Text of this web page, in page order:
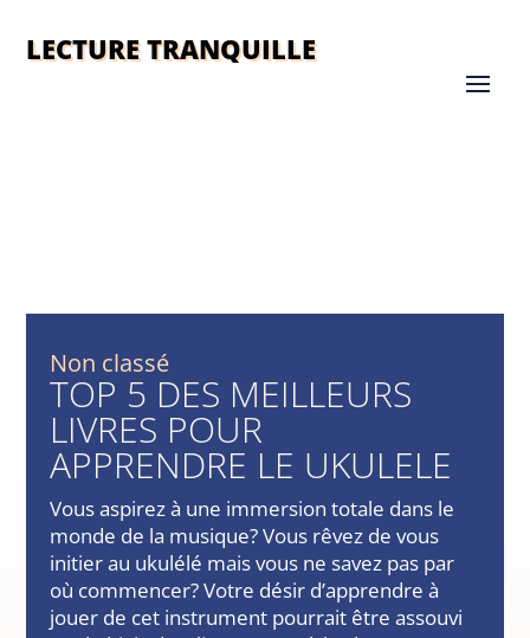
LECTURE TRANQUILLE
Non classé
TOP 5 DES MEILLEURS
LIVRES POUR
APPRENDRE LE UKULELE
Vous aspirez à une immersion totale dans le
monde de la musique? Vous rêvez de vous
initier au ukulélé mais vous ne savez pas par
où commencer? Votre désir d’apprendre à
jouer de cet instrument pourrait être assouvi